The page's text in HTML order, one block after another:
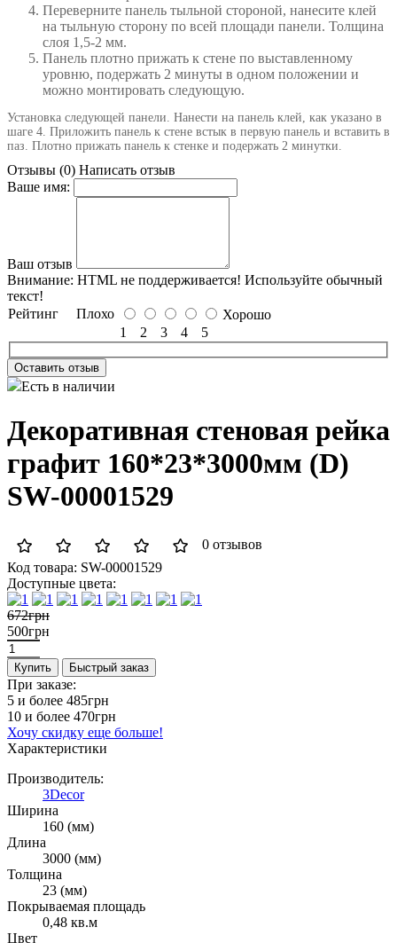
Переверните панель тыльной стороной, нанесите клей
на тыльную сторону по всей площади панели. Толщина
слоя 1,5-2 мм.
Панель плотно прижать к стене по выставленному
уровню, подержать 2 минуты в одном положении и
можно монтировать следующую.
Установка следующей панели. Нанести на панель клей, как указано в
шаге 4. Приложить панель к стене встык в первую панель и вставить в
паз. Плотно прижать панель к стенке и подержать 2 минутки.
Отзывы (0) Написать отзыв
Ваше имя:
Ваш отзыв
Внимание: HTML не поддерживается! Используйте обычный
текст!
Рейтинг Плохо
Хорошо
1
2 3 4 5
Оставить отзыв
Есть в наличии
Декоративная стеновая рейка
графит 160*23*3000мм (D)
SW-00001529
0 отзывов
Код товара: SW-00001529
Доступные цвета:
672грн
500грн
Купить Быстрый заказ
При заказе:
5 и более 485грн
10 и более 470грн
Хочу скидку еще больше!
Характеристики
Производитель:
3Decor
Ширина
160 (мм)
Длина
3000 (мм)
Толщина
23 (мм)
Покрываемая площадь
0,48 кв.м
Цвет